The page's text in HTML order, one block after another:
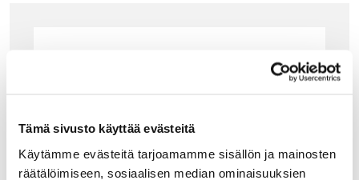
Tämä sivusto käyttää evästeitä
Käytämme evästeitä tarjoamamme sisällön ja mainosten
räätälöimiseen, sosiaalisen median ominaisuuksien